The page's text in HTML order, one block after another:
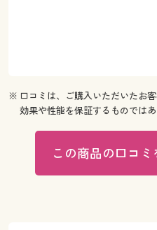
※ 口コミは、ご購入いただいたお
効果や性能を保証するものではあ
この商品の口コ